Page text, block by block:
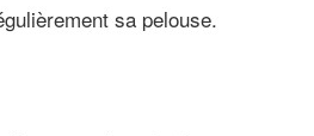
sa pelouse.